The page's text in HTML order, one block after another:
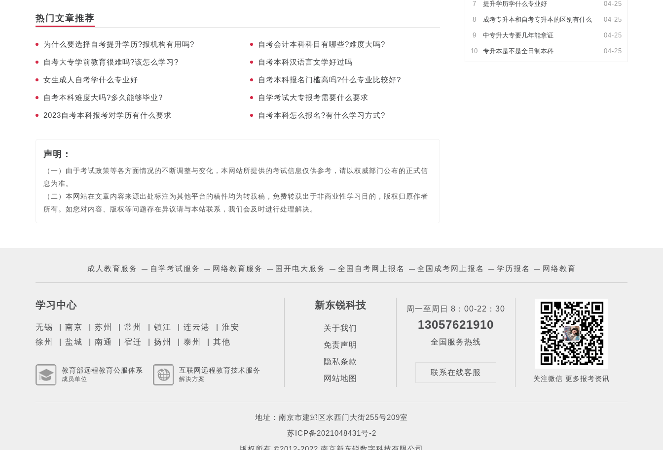
热门文章推荐
为什么要选择自考提升学历?报机构有用吗? 自考会计本科科目有哪些?难度大吗?
自考大专学前教育很难吗?该怎么学习? 自考本科汉语言文学好过吗
女生成人自考学什么专业好 自考本科报名门槛高吗?什么专业比较好?
自考本科难度大吗?多久能够毕业? 自学考试大专报考需要什么要求
2023自考本科报考对学历有什么要求 自考本科怎么报名?有什么学习方式?
声明：
（一）由于考试政策等各方面情况的不断调整与变化，本网站所提供的考试信息仅供参考，请以权威部门公布的正式信
息为准。
（二）本网站在文章内容来源出处标注为其他平台的稿件均为转载稿，免费转载出于非商业性学习目的，版权归原作者
所有。如您对内容、版权等问题存在异议请与本站联系，我们会及时进行处理解决。
7 提升学历学什么专业好 04-25
8 成考专升本和自考专升本的区别有什么 04-25
9 中专升大专要几年能拿证 04-25
10 专升本是不是全日制本科 04-25
成人教育服务 — 自学考试服务 — 网络教育服务 — 国开电大服务 — 全国自考网上报名 — 全国成考网上报名 — 学历报名 — 网络教育
学习中心
无锡 南京 苏州 常州 镇江 连云港
淮安
徐州
盐城 南通 宿迁 扬州 泰州 其他
教育部远程教育公服体系
成员单位
互联网远程教育技术服务
解决方案
新东锐科技
关于我们
免责声明
隐私条款
网站地图
周一至周日 8：00-22：30
13057621910
全国服务热线
联系在线客服
关注微信 更多报考资讯
地址：南京市建邺区水西门大街255号209室
苏ICP备2021048431号-2